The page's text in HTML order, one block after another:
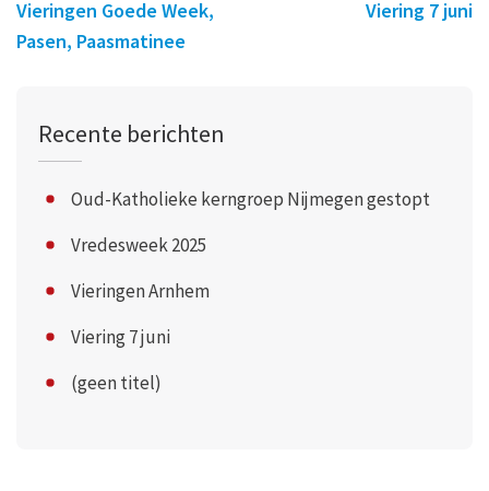
Vieringen Goede Week,
Pasen, Paasmatinee
Viering 7 juni
Recente berichten
Oud-Katholieke kerngroep Nijmegen gestopt
Vredesweek 2025
Vieringen Arnhem
Viering 7 juni
(geen titel)